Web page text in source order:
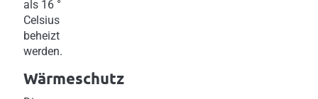
als 16 °
Celsius
beheizt
werden.
Wärmeschutz